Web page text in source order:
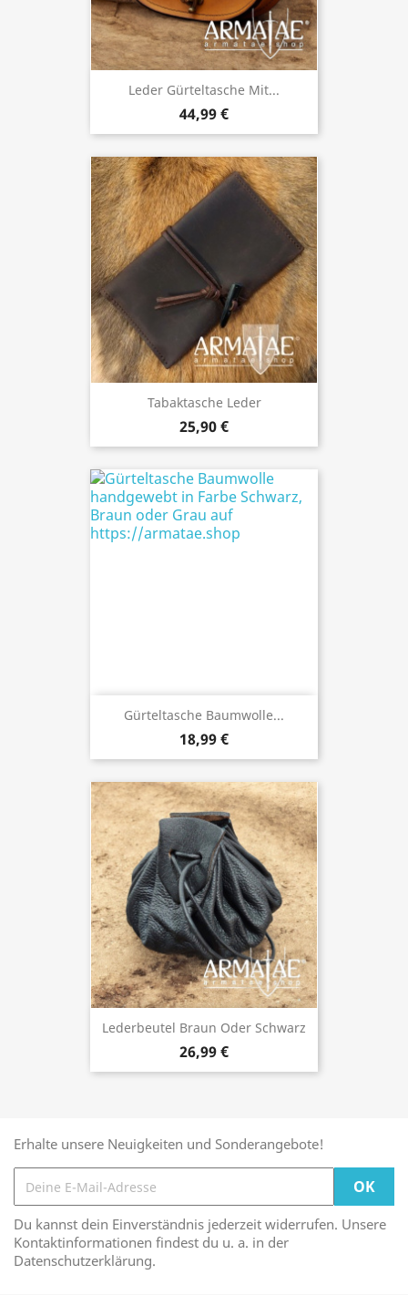
Leder Gürteltasche Mit...
44,99 €
Tabaktasche Leder
25,90 €
Gürteltasche Baumwolle...
18,99 €
Lederbeutel Braun Oder Schwarz
26,99 €
Erhalte unsere Neuigkeiten und Sonderangebote!
Du kannst dein Einverständnis jederzeit widerrufen. Unsere
Kontaktinformationen findest du u. a. in der
Datenschutzerklärung.